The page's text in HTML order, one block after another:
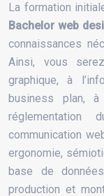
La formation
Bachelor web
connaissances
Ainsi, vous
graphique, à
business plan,
communication
ergonomie,
base de
production et